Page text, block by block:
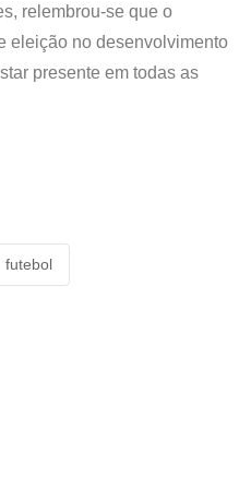
relembrou-se que o
eleição no desenvolvimento
presente em todas as
futebol